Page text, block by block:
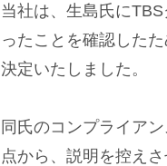
当社は、生島氏に
ったことを確認した
決定いたしました。
同氏のコンプライア
点から、説明を控えさ